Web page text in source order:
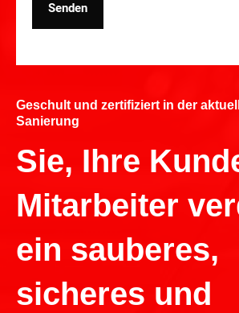
Senden
Geschult und zertifiziert in der
Sanierung
Sie, Ihre
Mitarbeiter
ein sauberes,
sicheres und